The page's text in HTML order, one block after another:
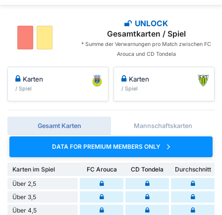
UNLOCK
Gesamtkarten / Spiel
* Summe der Verwarnungen pro Match zwischen FC
Arouca und CD Tondela
Karten
/ Spiel
Karten
/ Spiel
Gesamt Karten Mannschaftskarten
DATA FOR PREMIUM MEMBERS ONLY
Karten im Spiel FC Arouca CD Tondela
Durchschnitt
Über 2,5
Über 3,5
Über 4,5